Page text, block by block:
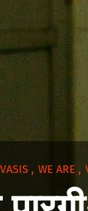
, WE ARE ,